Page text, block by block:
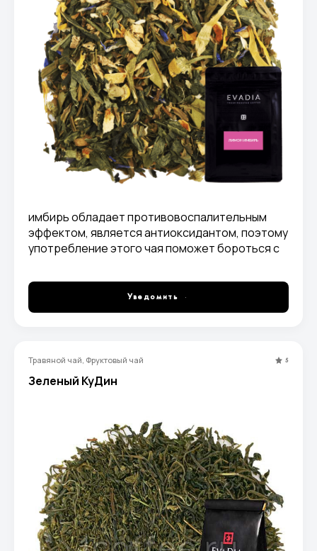
имбирь обладает противовоспалительным
эффектом, является антиоксидантом, поэтому
употребление этого чая поможет бороться с
При заваривании получается отвар светло-
Уведомить
Травяной чай, Фруктовый чай 5
Зеленый КуДин